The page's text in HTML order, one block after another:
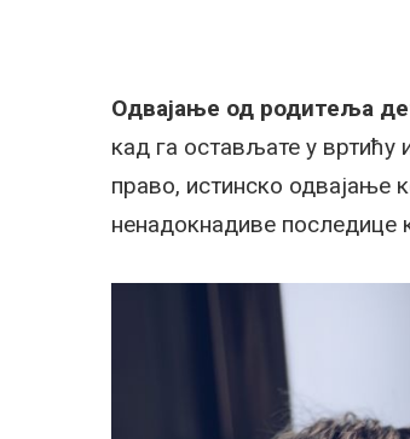
Одвајање од родитеља
кад га остављате у
право, истинско одвајање
ненадокнадиве последице